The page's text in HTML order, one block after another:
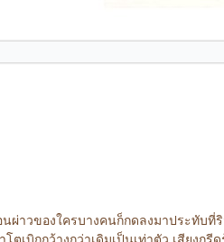
ผ่าวของใครบางคนก็กดลงมาประทับที่